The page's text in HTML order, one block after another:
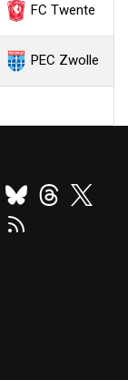
FC Twente
PEC Zwolle